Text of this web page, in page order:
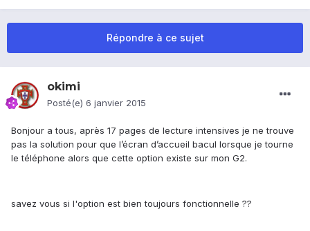
Répondre à ce sujet
okimi
Posté(e) 6 janvier 2015
Bonjour a tous, après 17 pages de lecture intensives je ne trouve
pas la solution pour que l’écran d’accueil bacul lorsque je tourne
le téléphone alors que cette option existe sur mon G2.
savez vous si l'option est bien toujours fonctionnelle ??